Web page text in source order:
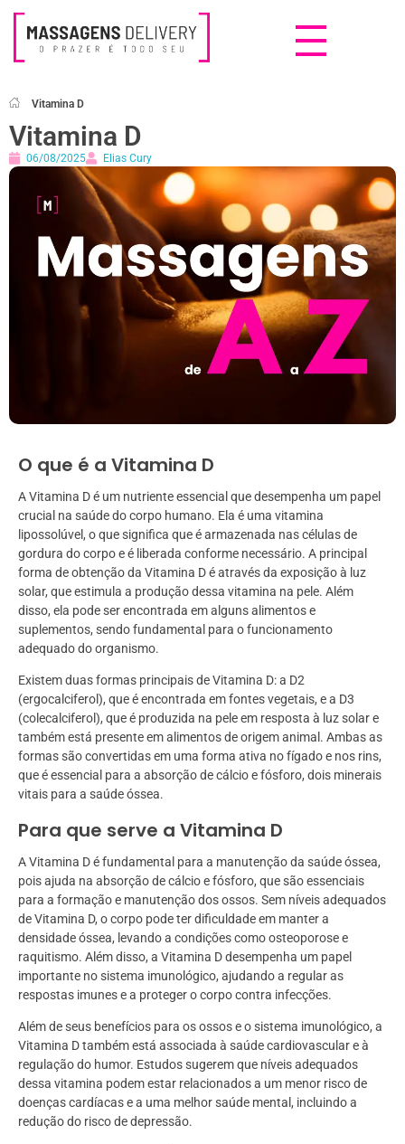
Vitamina D
Vitamina D
06/08/2025 Elias Cury
O que é a Vitamina D
A Vitamina D é um nutriente essencial que desempenha um papel
crucial na saúde do corpo humano. Ela é uma vitamina
lipossolúvel, o que significa que é armazenada nas células de
gordura do corpo e é liberada conforme necessário. A principal
forma de obtenção da Vitamina D é através da exposição à luz
solar, que estimula a produção dessa vitamina na pele. Além
disso, ela pode ser encontrada em alguns alimentos e
suplementos, sendo fundamental para o funcionamento
adequado do organismo.
Existem duas formas principais de Vitamina D: a D2
(ergocalciferol), que é encontrada em fontes vegetais, e a D3
(colecalciferol), que é produzida na pele em resposta à luz solar e
também está presente em alimentos de origem animal. Ambas as
formas são convertidas em uma forma ativa no fígado e nos rins,
que é essencial para a absorção de cálcio e fósforo, dois minerais
vitais para a saúde óssea.
Para que serve a Vitamina D
A Vitamina D é fundamental para a manutenção da saúde óssea,
pois ajuda na absorção de cálcio e fósforo, que são essenciais
para a formação e manutenção dos ossos. Sem níveis adequados
de Vitamina D, o corpo pode ter dificuldade em manter a
densidade óssea, levando a condições como osteoporose e
raquitismo. Além disso, a Vitamina D desempenha um papel
importante no sistema imunológico, ajudando a regular as
respostas imunes e a proteger o corpo contra infecções.
Além de seus benefícios para os ossos e o sistema imunológico, a
Vitamina D também está associada à saúde cardiovascular e à
regulação do humor. Estudos sugerem que níveis adequados
dessa vitamina podem estar relacionados a um menor risco de
doenças cardíacas e a uma melhor saúde mental, incluindo a
redução do risco de depressão.